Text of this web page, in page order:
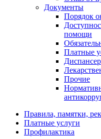
Документы
Порядок
помощи
Платные
Диспансер
Прочие
Правила, памятки,
Платные услуги
Профилактика